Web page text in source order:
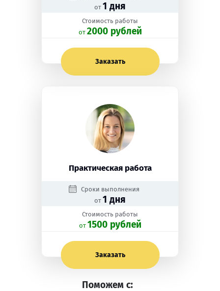
от 1 дня
Стоимость работы
oт 2000 рублей
Заказать
Практическая работа
Сроки выполнения
от 1 дня
Стоимость работы
oт 1500 рублей
Заказать
Поможем с: